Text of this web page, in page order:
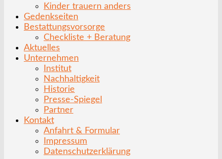
Kinder trauern anders
Gedenkseiten
Bestattungsvorsorge
Checkliste + Beratung
Aktuelles
Unternehmen
Institut
Nachhaltigkeit
Historie
Presse-Spiegel
Partner
Kontakt
Anfahrt & Formular
Impressum
Datenschutzerklärung